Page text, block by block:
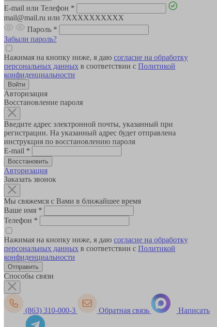
E-mail или Телефон *
mail@mail.ru или 7XXXXXXXXXX
Пароль *
Забыли пароль?
Нажимая на кнопку ниже, я даю согласие на обработку
персональных данных в соответствии с Политикой
конфиденциальности
Авторизация
Восстановление пароля
Введите адрес электронной почты, указанный при
регистрации. На указанный адрес будет отправлена
инструкция по восстановлению пароля
E-mail *
Авторизация
Заказать звонок
Мы свяжемся с Вами в ближайшее время
Ваше имя *
Телефон *
Нажимая на кнопку ниже, я даю согласие на обработку
персональных данных в соответствии с Политикой
конфиденциальности
Способы связи
(863) 310-000-3 Обратная связь Написать